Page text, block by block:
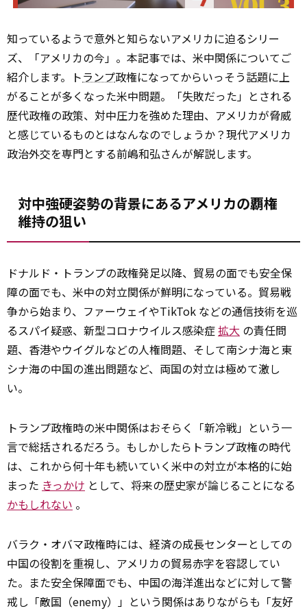
知っているようで意外と知らないアメリカに迫るシリー
ズ、「アメリカの今」。本記事では、米中関係についてご
紹介します。トランプ政権になってからいっそう話題に上
がることが多くなった米中問題。「失敗だった」とされる
歴代政権の政策、対中圧力を強めた理由、アメリカが脅威
と感じているものとはなんなのでしょうか？現代アメリカ
政治外交を専門とする前嶋和弘さんが解説します。
対中強硬姿勢の背景にあるアメリカの覇権
維持の狙い
ドナルド・トランプの政権発足以降、貿易の面でも安全保
障の面でも、米中の対立関係が鮮明になっている。貿易戦
争から始まり、ファーウェイやTikTok などの通信技術を巡
るスパイ疑惑、新型コロナウイルス感染症拡大 の責任問
題、香港やウイグルなどの人権問題、そして南シナ海と東
シナ海の中国の進出問題など、両国の対立は極めて激し
い。
トランプ政権時の米中関係はおそらく「新冷戦」という一
言で総括されるだろう。もしかしたらトランプ政権の時代
は、これから何十年も続いていく米中の対立が本格的に始
まった きっかけ として、将来の歴史家が論じることになる
かもしれない 。
バラク・オバマ政権時には、経済の成長センターとしての
中国の役割を重視し、アメリカの貿易赤字を容認してい
た。また安全保障面でも、中国の海洋進出などに対して警
戒し「敵国（enemy）」という関係はありながらも「友好